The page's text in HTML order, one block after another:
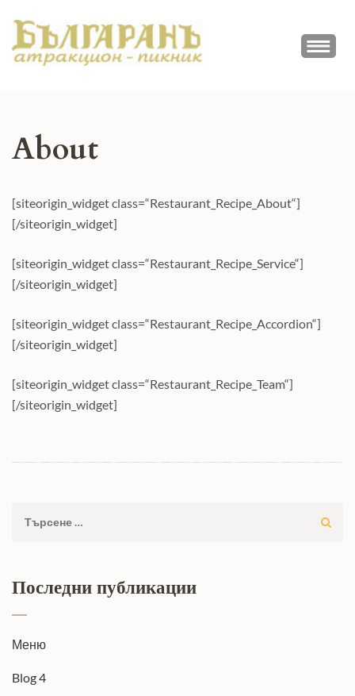
content
ПИКНИК
Атракционно заведение
About
[siteorigin_widget class=“Restaurant_Recipe_About“]
[/siteorigin_widget]
[siteorigin_widget class=“Restaurant_Recipe_Service“]
[/siteorigin_widget]
[siteorigin_widget class=“Restaurant_Recipe_Accordion“]
[/siteorigin_widget]
[siteorigin_widget class=“Restaurant_Recipe_Team“]
[/siteorigin_widget]
Търсене
Последни публикации
Меню
Blog 4